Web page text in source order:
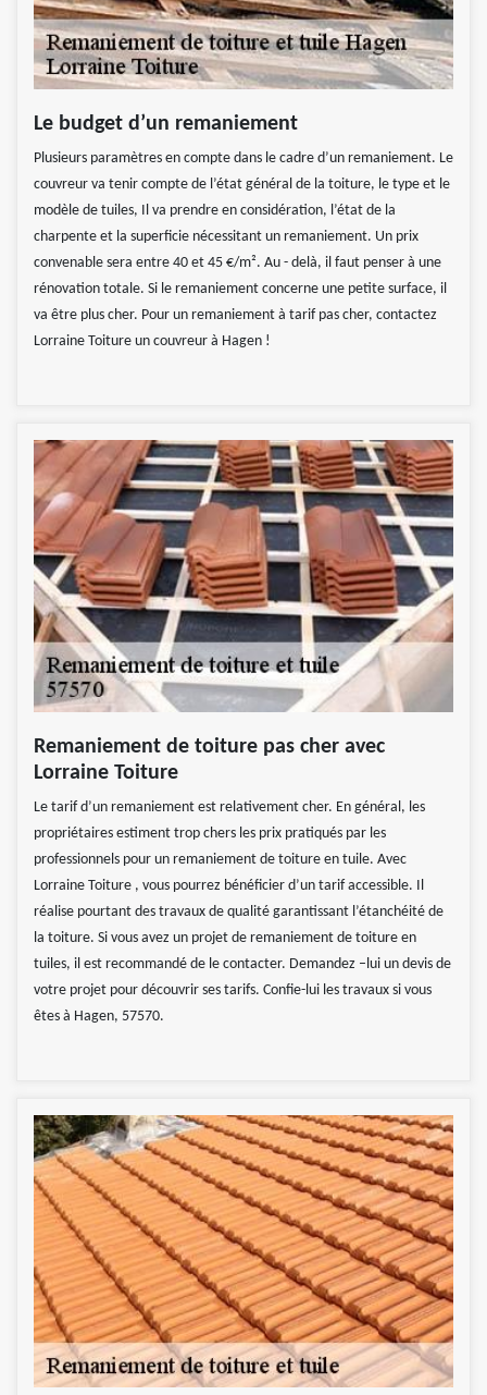
Le budget d’un remaniement
Plusieurs paramètres en compte dans le cadre d’un remaniement. Le
couvreur va tenir compte de l’état général de la toiture, le type et le
modèle de tuiles, Il va prendre en considération, l’état de la
charpente et la superficie nécessitant un remaniement. Un prix
convenable sera entre 40 et 45 €/m². Au - delà, il faut penser à une
rénovation totale. Si le remaniement concerne une petite surface, il
va être plus cher. Pour un remaniement à tarif pas cher, contactez
Lorraine Toiture un couvreur à Hagen !
Remaniement de toiture pas cher avec
Lorraine Toiture
Le tarif d’un remaniement est relativement cher. En général, les
propriétaires estiment trop chers les prix pratiqués par les
professionnels pour un remaniement de toiture en tuile. Avec
Lorraine Toiture , vous pourrez bénéficier d’un tarif accessible. Il
réalise pourtant des travaux de qualité garantissant l’étanchéité de
la toiture. Si vous avez un projet de remaniement de toiture en
tuiles, il est recommandé de le contacter. Demandez –lui un devis de
votre projet pour découvrir ses tarifs. Confie-lui les travaux si vous
êtes à Hagen, 57570.